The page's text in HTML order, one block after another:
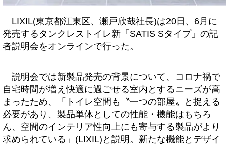
LIXIL(東京都江東区、瀬戸欣哉社長)は20日、6月に
発売するタンクレストイレ新「SATIS Sタイプ」の記
者説明会をオンラインで行った。
説明会では新製品発売の背景について、コロナ禍で
自宅時間が増え快適に過ごせる室内とするニーズが高
まったため、「トイレ空間も〝一つの部屋〟と捉える
必要があり、製品単体としての性能・機能はもちろ
ん、空間のインテリア性向上にも寄与する製品がより
求められている」(LIXIL)と説明。新たな機能とデザイ